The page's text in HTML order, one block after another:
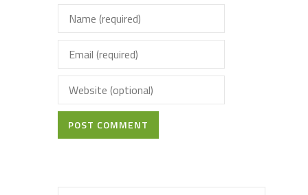
POST COMMENT